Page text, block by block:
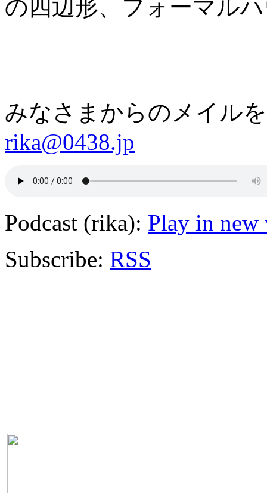
の四辺形、フォーマル
みなさまからのメイル
rika@0438.jp
Podcast (rika): Play in
Subscribe: RSS